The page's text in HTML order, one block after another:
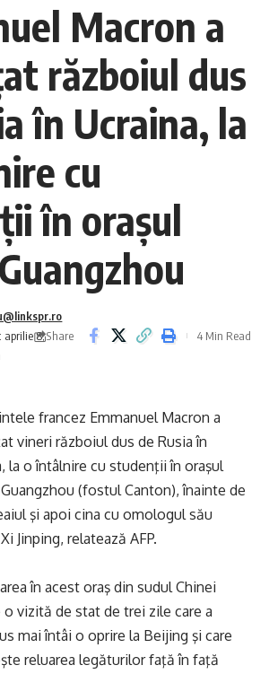
Macron a
războiul dus
în Ucraina, la
cu
în oraşul
aprilie 8,Share
4 Min Read
francez Emmanuel Macron a
vineri războiul dus de Rusia în
la o întâlnire cu studenţii în oraşul
(fostul Canton), înainte de
şi apoi cina cu omologul său
Jinping, relatează AFP.
în acest oraş din sudul Chinei
o vizită de stat de trei zile care a
mai întâi o oprire la Beijing şi care
reluarea legăturilor faţă în faţă